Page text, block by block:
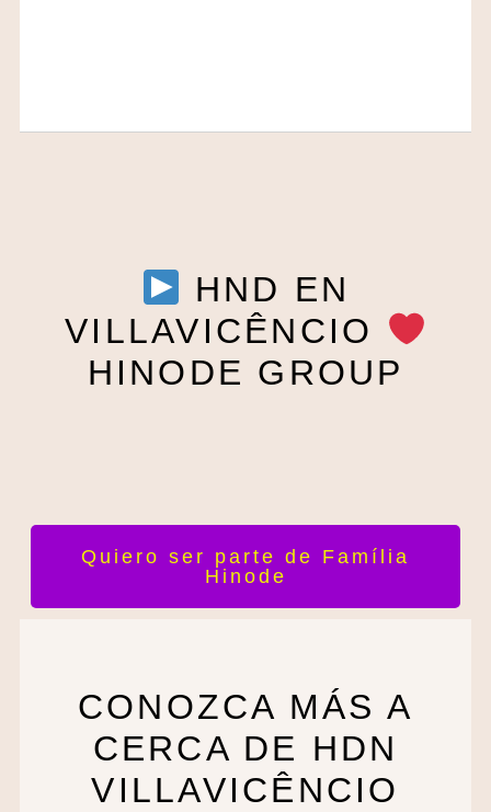
HND EN
VILLAVICÊNCIO
HINODE GROUP
Quiero ser parte de Família
Hinode
CONOZCA MÁS A
CERCA DE HDN
VILLAVICÊNCIO